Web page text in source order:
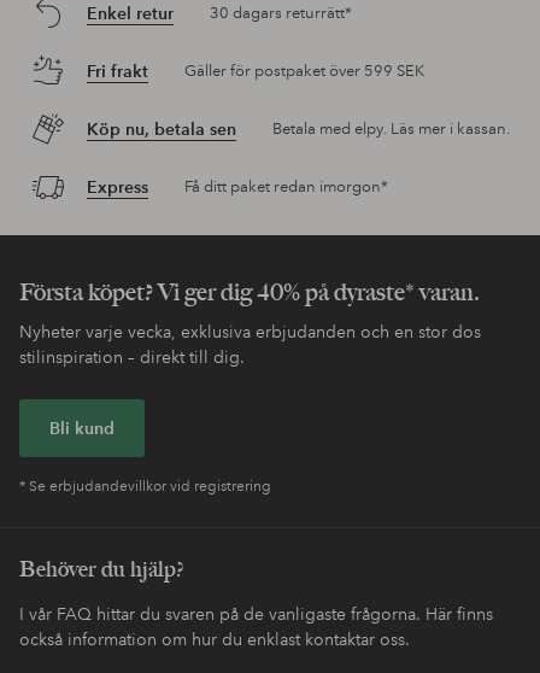
Enkel retur 30 dagars returrätt*
Fri frakt Gäller för postpaket över 599 SEK
Köp nu, betala sen Betala med elpy. Läs mer i kassan.
Express Få ditt paket redan imorgon*
Första köpet? Vi ger dig 40% på dyraste* varan.
Nyheter varje vecka, exklusiva erbjudanden och en stor dos
stilinspiration – direkt till dig.
Bli kund
* Se erbjudandevillkor vid registrering
Behöver du hjälp?
I vår FAQ hittar du svaren på de vanligaste frågorna. Här finns
också information om hur du enklast kontaktar oss.